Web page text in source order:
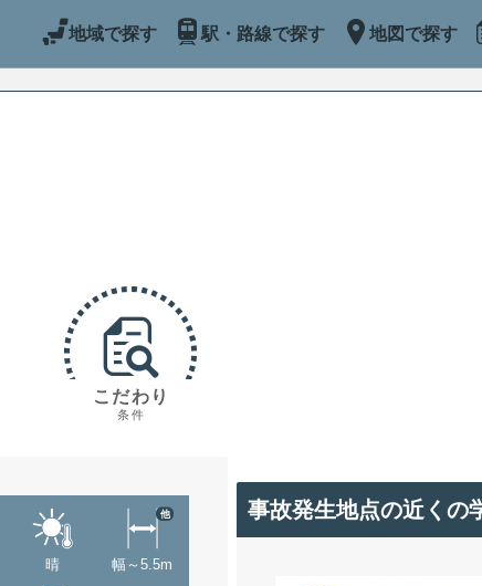
地域で探す 駅・路線で探す 地図で探す
こだわり
条件
晴 幅～5.5m
他 事故発生地点の近くの